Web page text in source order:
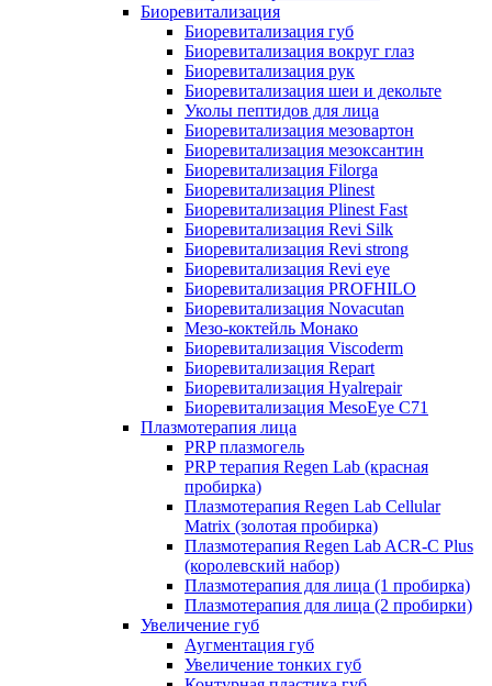
Биоревитализация
Биоревитализация губ
Биоревитализация вокруг глаз
Биоревитализация рук
Биоревитализация шеи и декольте
Уколы пептидов для лица
Биоревитализация мезовартон
Биоревитализация мезоксантин
Биоревитализация Filorga
Биоревитализация Plinest
Биоревитализация Plinest Fast
Биоревитализация Revi Silk
Биоревитализация Revi strong
Биоревитализация Revi eye
Биоревитализация PROFHILO
Биоревитализация Novacutan
Мезо-коктейль Монако
Биоревитализация Viscoderm
Биоревитализация Repart
Биоревитализация Hyalrepair
Биоревитализация MesoEye C71
Плазмотерапия лица
PRP плазмогель
PRP терапия Regen Lab (красная
пробирка)
Плазмотерапия Regen Lab Cellular
Matrix (золотая пробирка)
Плазмотерапия Regen Lab ACR-C Plus
(королевский набор)
Плазмотерапия для лица (1 пробирка)
Плазмотерапия для лица (2 пробирки)
Увеличение губ
Аугментация губ
Увеличение тонких губ